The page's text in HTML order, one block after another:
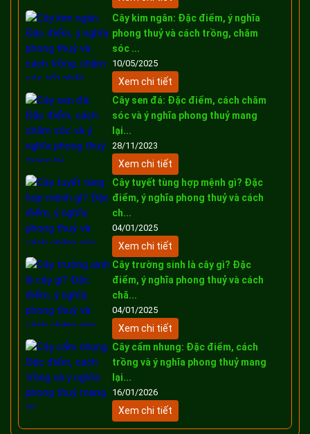
Cây kim ngân: Đặc điểm, ý nghĩa
phong thuỷ và cách trồng, chăm
sóc ...
10/05/2025
Xem chi tiết
Cây sen đá: Đặc điểm, cách chăm
sóc và ý nghĩa phong thuỷ mang
lại...
28/11/2023
Xem chi tiết
Cây tuyết tùng hợp mệnh gì? Đặc
điểm, ý nghĩa phong thuỷ và cách
ch...
04/01/2025
Xem chi tiết
Cây trường sinh là cây gì? Đặc
điểm, ý nghĩa phong thuỷ và cách
chă...
04/01/2025
Xem chi tiết
Cây cẩm nhung: Đặc điểm, cách
trồng và ý nghĩa phong thuỷ mang
lại...
16/01/2026
Xem chi tiết